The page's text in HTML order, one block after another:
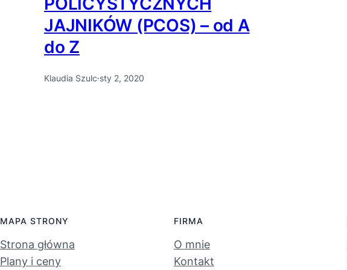
JAJNIKÓW (PCOS) – od A
do Z
Klaudia Szulc·sty 2, 2020
MAPA STRONY
Strona główna
Plany i ceny
FIRMA
O mnie
Kontakt